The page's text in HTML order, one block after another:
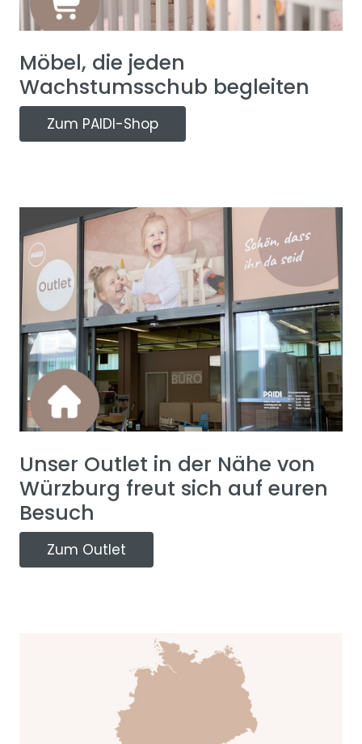
Möbel, die jeden
Wachstumsschub begleiten
Zum PAIDI-Shop
Unser Outlet in der Nähe von
Würzburg freut sich auf euren
Besuch
Zum Outlet